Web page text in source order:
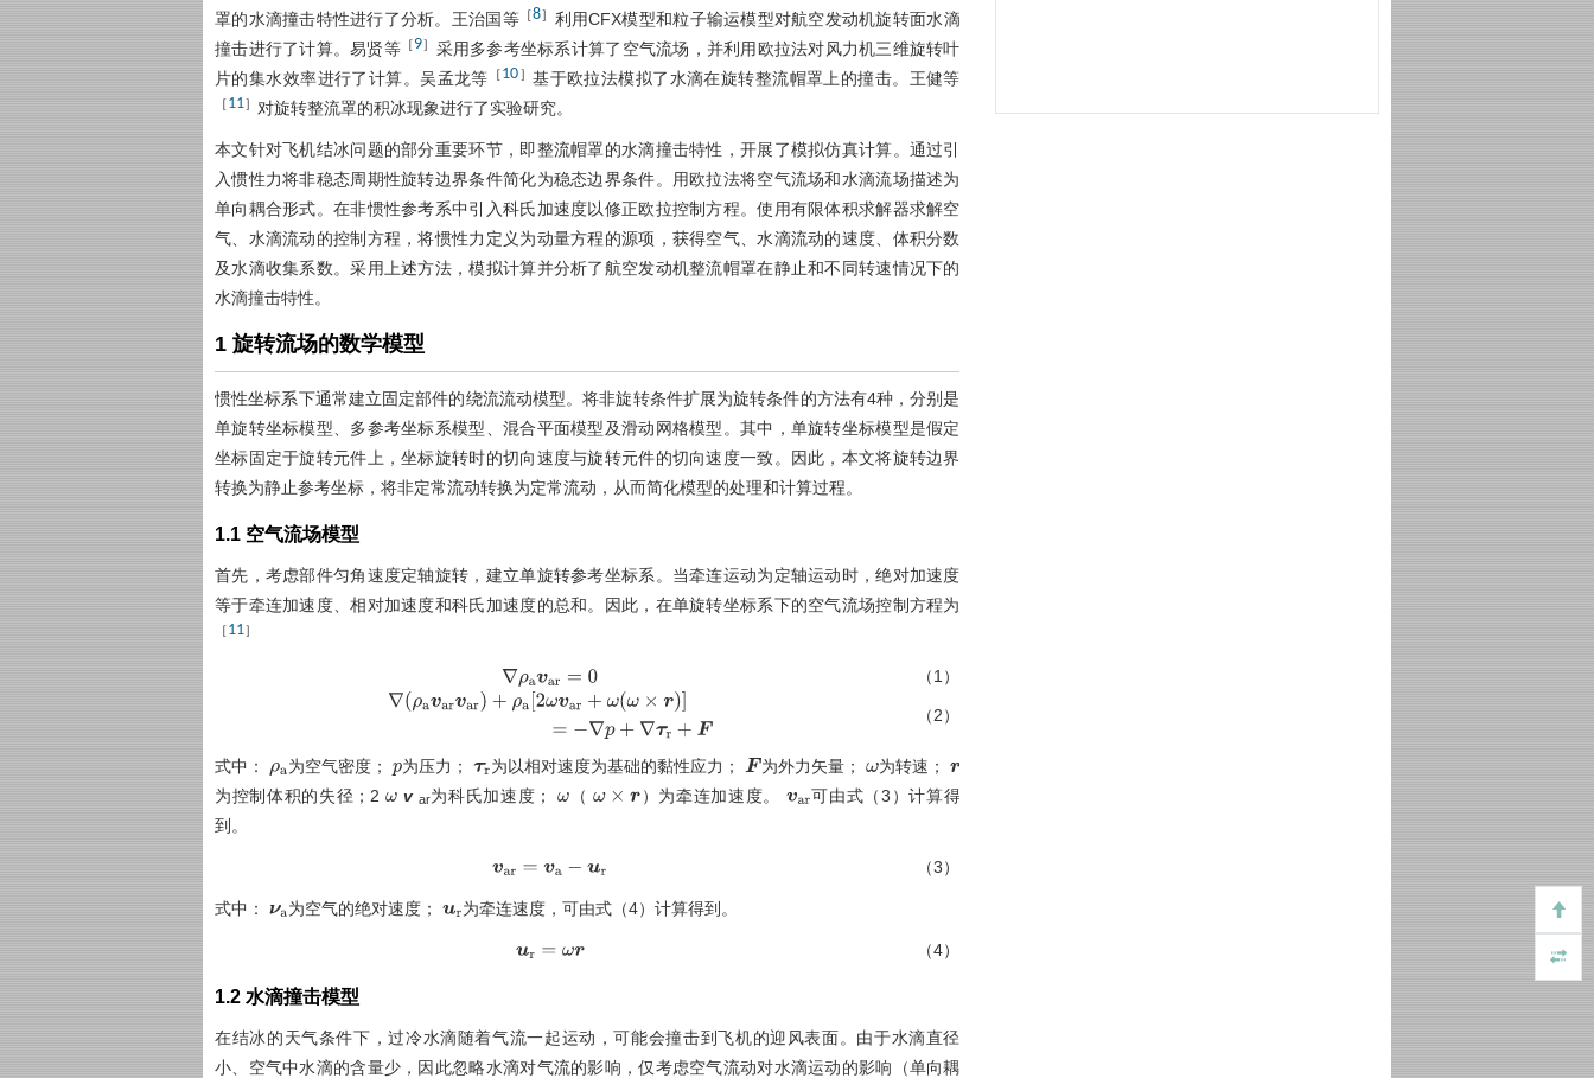
罩的水滴撞击特性进行了分析。王治国等［8］ 利用CFX模型和粒子输运模型对航空发动机旋转面水滴
撞击进行了计算。易贤等［9］ 采用多参考坐标系计算了空气流场，并利用欧拉法对风力机三维旋转叶
片的集水效率进行了计算。吴孟龙等 ［10］ 基于欧拉法模拟了水滴在旋转整流帽罩上的撞击。王健等
［11］ 对旋转整流罩的积冰现象进行了实验研究。
本文针对飞机结冰问题的部分重要环节，即整流帽罩的水滴撞击特性，开展了模拟仿真计算。通过引
入惯性力将非稳态周期性旋转边界条件简化为稳态边界条件。用欧拉法将空气流场和水滴流场描述为
单向耦合形式。在非惯性参考系中引入科氏加速度以修正欧拉控制方程。使用有限体积求解器求解空
气、水滴流动的控制方程，将惯性力定义为动量方程的源项，获得空气、水滴流动的速度、体积分数
及水滴收集系数。采用上述方法，模拟计算并分析了航空发动机整流帽罩在静止和不同转速情况下的
水滴撞击特性。
1 旋转流场的数学模型
惯性坐标系下通常建立固定部件的绕流流动模型。将非旋转条件扩展为旋转条件的方法有4种，分别是
单旋转坐标模型、多参考坐标系模型、混合平面模型及滑动网格模型。其中，单旋转坐标模型是假定
坐标固定于旋转元件上，坐标旋转时的切向速度与旋转元件的切向速度一致。因此，本文将旋转边界
转换为静止参考坐标，将非定常流动转换为定常流动，从而简化模型的处理和计算过程。
1.1 空气流场模型
首先，考虑部件匀角速度定轴旋转，建立单旋转参考坐标系。当牵连运动为定轴运动时，绝对加速度
等于牵连加速度、相对加速度和科氏加速度的总和。因此，在单旋转坐标系下的空气流场控制方程为
［11］
∇ρavar= 0 （1）
r （2）
式中： ρa为空气密度； p为压力； τr 为以相对速度为基础的黏性应力； F 为外力矢量； ω为转速；
r
为控制体积的失径；2 ω v ar为科氏加速度； ω （ ω ×r ）为牵连加速度。 var可由式（3）计算得
到。
var =va-ur （3）
式中： νa为空气的绝对速度； ur 为牵连速度，可由式（4）计算得到。
ur= ωr （4）
1.2 水滴撞击模型
在结冰的天气条件下，过冷水滴随着气流一起运动，可能会撞击到飞机的迎风表面。由于水滴直径
小、空气中水滴的含量少，因此忽略水滴对气流的影响，仅考虑空气流动对水滴运动的影响（单向耦